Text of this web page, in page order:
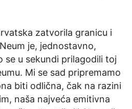
zatvorila granicu i
je, jednostavno,
se u sekundi prilagodili toj
Mi se sad pripremamo
biti odlična, čak na razini
naša najveća emitivna